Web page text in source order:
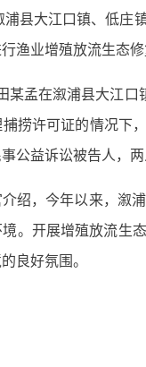
县大江口镇、低庄
渔业增殖放流生态修
某孟在溆浦县大江
捞许可证的情况下
公益诉讼被告人，
绍，今年以来，溆
。开展增殖放流生
良好氛围。